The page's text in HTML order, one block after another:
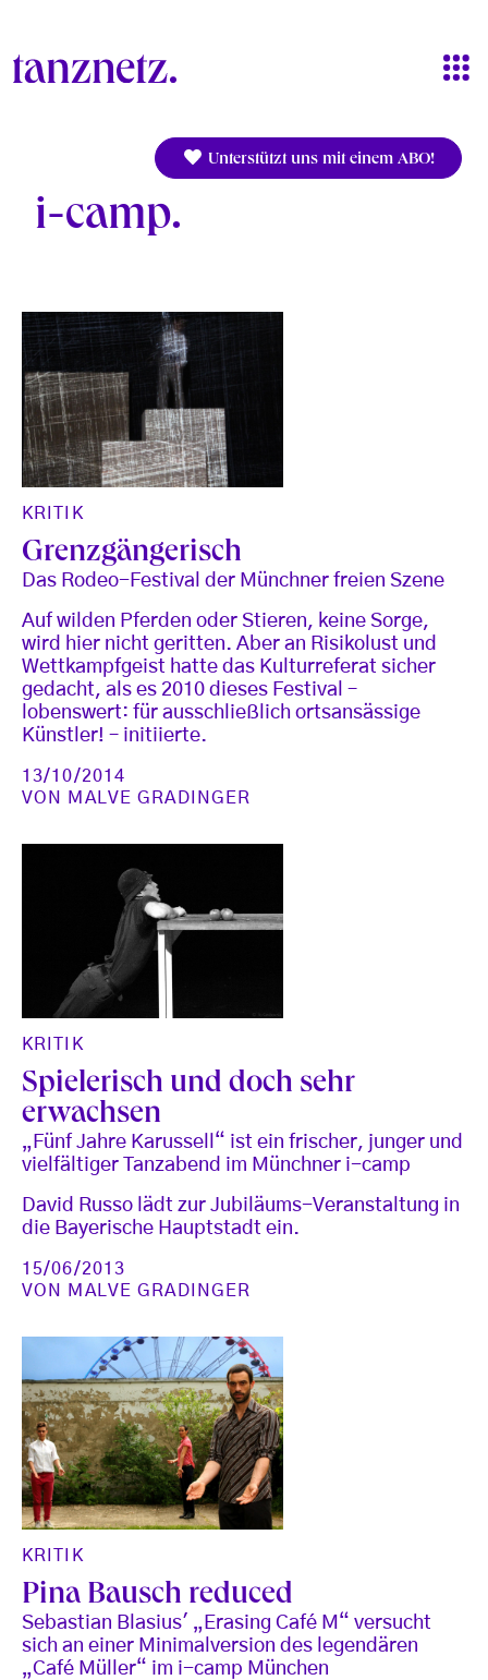
Unterstützt uns mit einem ABO!
i-camp
KRITIK
Grenzgängerisch
Das Rodeo-Festival der Münchner freien Szene
Auf wilden Pferden oder Stieren, keine Sorge,
wird hier nicht geritten. Aber an Risikolust und
Wettkampfgeist hatte das Kulturreferat sicher
gedacht, als es 2010 dieses Festival –
lobenswert: für ausschließlich ortsansässige
Künstler! – initiierte.
13/10/2014
VON MALVE GRADINGER
KRITIK
Spielerisch und doch sehr
erwachsen
„Fünf Jahre Karussell“ ist ein frischer, junger und
vielfältiger Tanzabend im Münchner i-camp
David Russo lädt zur Jubiläums-Veranstaltung in
die Bayerische Hauptstadt ein.
15/06/2013
VON MALVE GRADINGER
KRITIK
Pina Bausch reduced
Sebastian Blasius' „Erasing Café M“ versucht
sich an einer Minimalversion des legendären
„Café Müller“ im i-camp München